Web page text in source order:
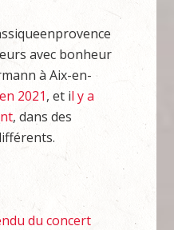
avec bonheur
à Aix-en-
en 2021, et il y a
, dans des
du concert